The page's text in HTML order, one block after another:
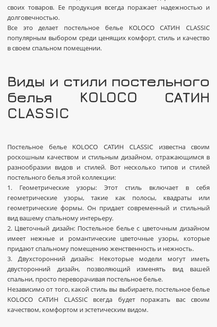
своих товаров. Ее продукция всегда поражает надежностью и
долговечностью.
Все это делает постельное белье KOLOCO САТИН CLASSIC
популярным выбором среди ценящих комфорт, стиль и качество
в своем спальном помещении.
Виды и стили постельного
белья KOLOCO САТИН
CLASSIC
Постельное белье KOLOCO САТИН CLASSIC известна своим
роскошным качеством и стильным дизайном, отражающимся в
разнообразии видов и стилей. Вот несколько типов и стилей
постельного белья этой коллекции:
1. Геометрические узоры: Этот стиль включает в себя
геометрические узоры, такие как полосы, квадраты или
геометрические формы. Он придает современный и стильный
вид вашему спальному интерьеру.
2. Цветочный дизайн: Постельное белье с цветочным дизайном
имеет нежные и романтические цветочные узоры, которые
придают спальному помещению женственность и нежность.
3. Двухсторонний дизайн: Некоторые модели могут иметь
двусторонний дизайн, позволяющий изменять вид вашей
спальни, просто переворачивая постельное белье.
Независимо от того, какой стиль вы выбираете, постельное белье
KOLOCO САТИН CLASSIC всегда будет поражать вас своим
качеством, комфортом и эстетическим видом.